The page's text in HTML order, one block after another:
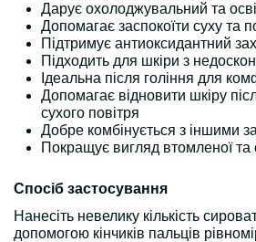
Дарує охолоджувальний та
Допомагає заспокоїти суху та
Підтримує антиоксидантний
Підходить для шкіри з
Ідеальна після гоління для
Допомагає відновити шкіру
сухого повітря
Добре комбінується з іншими
Покращує вигляд втомленої та
Спосіб застосування
Нанесіть невелику кількість
допомогою кінчиків пальців